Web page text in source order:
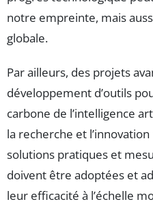
notre empreinte, mais
globale.
Par ailleurs, des projets
développement d’outils
carbone de l’intelligence
la recherche et
solutions pratiques et
doivent être adoptées et
leur efficacité à l’échelle